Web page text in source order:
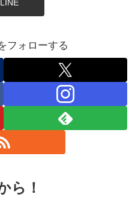
LINE
フォローする
ら！